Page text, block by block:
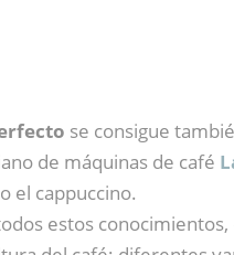
se consigue
de máquinas de café
el cappuccino.
estos